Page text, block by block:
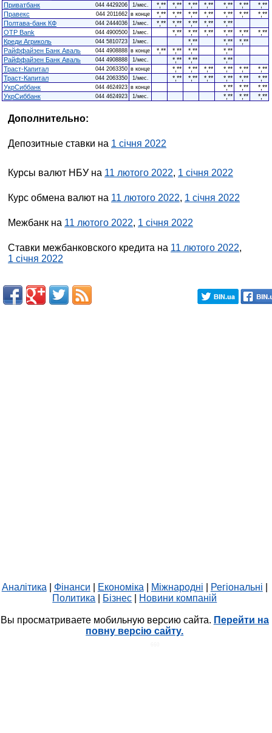
Приватбанк
044 4429206 1/мес. *,** *,** *,** *,** *,** *,**
*,**
Правекс
044 2011662 в конце *,** *,** *,** *,** *,** *,**
*,**
Полтава-банк КФ
044 2444036 1/мес. *,** *,** *,** *,**
*,**
OTP Bank
044 4900500 1/мес. *,** *,** *,** *,** *,**
*,**
Креди Агриколь
044 5810723 1/мес. *,** *,**
*,**
Райффайзен Банк Аваль
044 4908888 в конце *,** *,** *,**
*,**
Райффайзен Банк Аваль
044 4908888 1/мес. *,** *,**
*,**
Траст-Капитал
044 2063350 в конце *,** *,** *,** *,** *,**
*,**
Траст-Капитал
044 2063350 1/мес. *,** *,** *,** *,** *,**
*,**
УкрСиббанк
044 4624923 в конце *,** *,**
*,**
УкрСиббанк
044 4624923 1/мес. *,** *,** *,**
Дополнительно:
Депозитные ставки на 1 січня 2022
Курсы валют НБУ на 11 лютого 2022, 1 січня 2022
Курс обмена валют на 11 лютого 2022, 1 січня 2022
Межбанк на 11 лютого 2022, 1 січня 2022
Ставки межбанковского кредита на 11 лютого 2022,
1 січня 2022
Аналітика Фінанси Економіка Міжнародні Регіональні
Политика
Бізнес Новини компаній
Вы просматриваете мобильную версию сайта. Перейти на
повну версію сайту.